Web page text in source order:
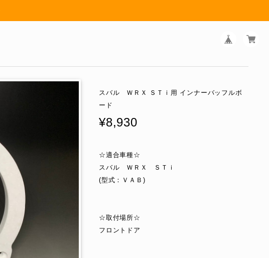
スバル ＷＲＸ ＳＴｉ用 インナーバッフルボ
ード
¥8,930
☆適合車種☆
スバル ＷＲＸ ＳＴｉ
(型式：ＶＡＢ)
☆取付場所☆
フロントドア